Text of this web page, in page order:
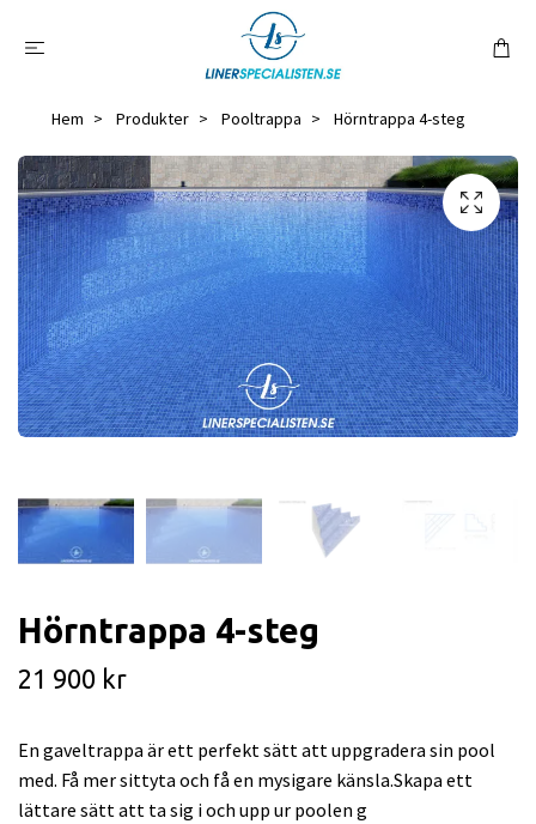
Hem Produkter Pooltrappa Hörntrappa 4-steg
Hörntrappa 4-steg
21 900 kr
En gaveltrappa är ett perfekt sätt att uppgradera sin pool
med. Få mer sittyta och få en mysigare känsla.Skapa ett
lättare sätt att ta sig i och upp ur poolen g